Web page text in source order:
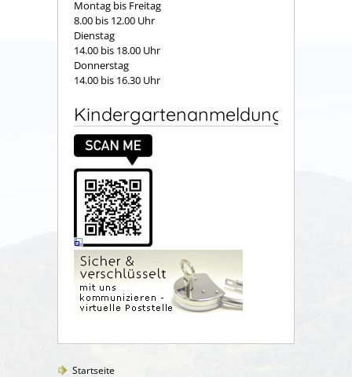
Montag bis Freitag
8.00 bis 12.00 Uhr
Dienstag
14.00 bis 18.00 Uhr
Donnerstag
14.00 bis 16.30 Uhr
Kindergartenanmeldung
Startseite